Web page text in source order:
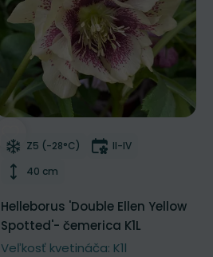
Odober do zoznamu želaní
Mrazuvzdornosť
Z5 (-28°C) Doba kvitnutia
II-IV
Výška rastliny
40 cm
Helleborus 'Double Ellen Yellow
Spotted'- čemerica K1L
Veľkosť kvetináča: K1l